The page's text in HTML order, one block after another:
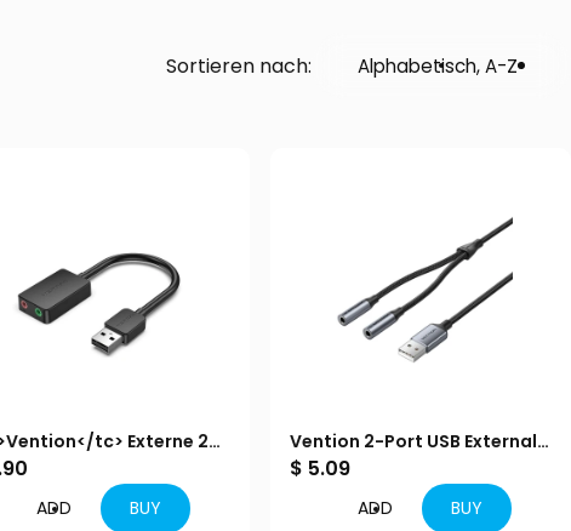
Sortieren nach: Alphabetisch, A-Z
tc> Externe 2-
USB-Soundkarte 0,15 M
ADD BUY
Vention 2-Port USB External
Sound Card 0.25M Gray
$ 5.09
ADD BUY